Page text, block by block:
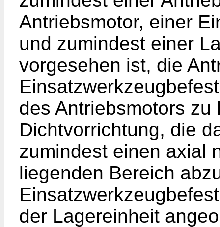
Antriebsmotor, einer
und zumindest einer
vorgesehen ist, die
des Antriebsmotors zu
Dichtvorrichtung, die
zumindest einen axial
liegenden Bereich
der Lagereinheit